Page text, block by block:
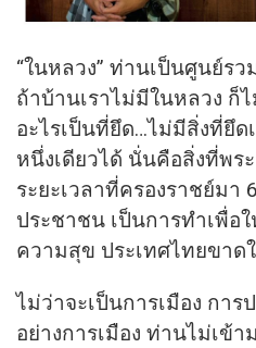
“ในหลวง” ท่านเป็นศูนย์ร
ถ้าบ้านเราไม่มีในหลวง ก็
อะไรเป็นที่ยึด…ไม่มีสิ่งที่ยึ
หนึ่งเดียวได้ นั่นคือสิ่งที่พร
ระยะเวลาที่ครองราชย์มา
ประชาชน เป็นการทำเพื่อ
ความสุข ประเทศไทยขาด
ไม่ว่าจะเป็นการเมือง กา
อย่างการเมือง ท่านไม่เข้า